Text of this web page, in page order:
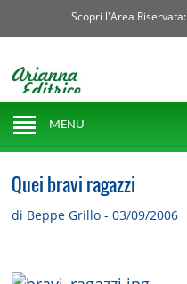
Scopri l'Area Riservata:
MENU
Quei bravi ragazzi
di Beppe Grillo - 03/09/2006